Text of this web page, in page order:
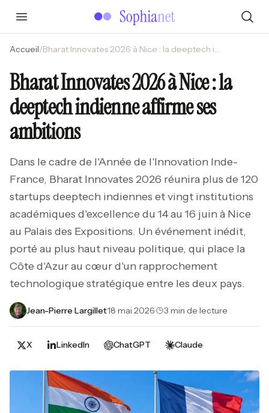
Accueil/ Bharat Innovates 2026 à Nice : la deeptech indienne affirme ses ambitions
Bharat Innovates 2026 à Nice : la
deeptech indienne affirme ses
ambitions
Dans le cadre de l'Année de l'Innovation Inde-
France, Bharat Innovates 2026 réunira plus de 120
startups deeptech indiennes et vingt institutions
académiques d'excellence du 14 au 16 juin à Nice
au Palais des Expositions. Un événement inédit,
porté au plus haut niveau politique, qui place la
Côte d'Azur au cœur d'un rapprochement
technologique stratégique entre les deux pays.
Jean-Pierre Largillet·18 mai 2026· 3 min de lecture
X LinkedIn ChatGPT Claude